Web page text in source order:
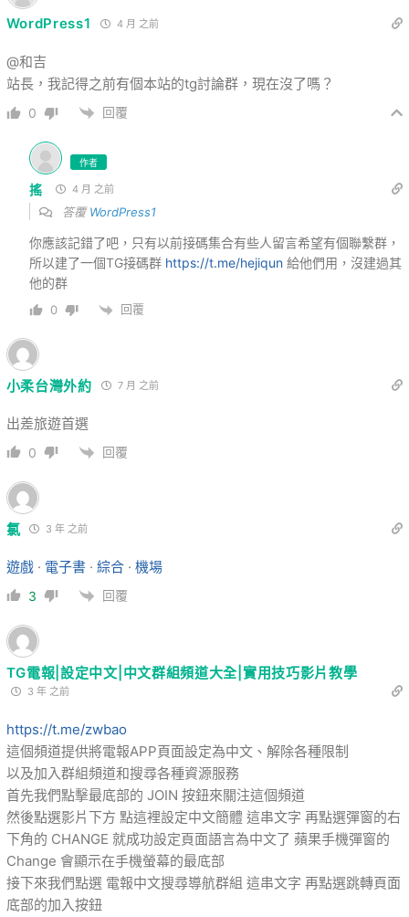
WordPress1 4 月 之前
@和吉
站長，我記得之前有個本站的tg討論群，現在沒了嗎？
0 回覆
作者
搖 4 月 之前
答覆WordPress1
你應該記錯了吧，只有以前接碼集合有些人留言希望有個聯繫群，
所以建了一個TG接碼群 https://t.me/hejiqun給他們用，沒建過其
他的群
0 回覆
小柔台灣外約 7 月 之前
出差旅遊首選
0 回覆
氯 3 年 之前
遊戲· 電子書· 綜合· 機場
3 回覆
TG電報|設定中文|中文群組頻道大全|實用技巧影片教學
3 年 之前
https://t.me/zwbao
這個頻道提供將電報APP頁面設定為中文、解除各種限制
以及加入群組頻道和搜尋各種資源服務
首先我們點擊最底部的 JOIN 按鈕來關注這個頻道
然後點選影片下方 點這裡設定中文簡體 這串文字 再點選彈窗的右
下角的 CHANGE 就成功設定頁面語言為中文了 蘋果手機彈窗的
Change 會顯示在手機螢幕的最底部
接下來我們點選 電報中文搜尋導航群組 這串文字 再點選跳轉頁面
底部的加入按鈕